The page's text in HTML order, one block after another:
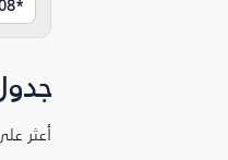
*
أعثر